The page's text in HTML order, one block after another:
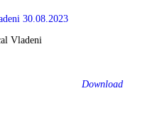
30.08.2023
Vladeni
Download